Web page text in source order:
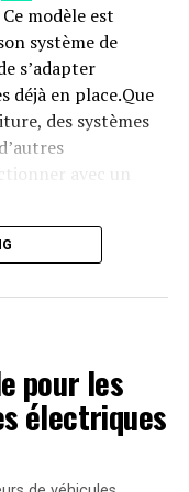
modèle est
système de
s’adapter
déjà en place.Que
des systèmes
avec un
dans le réseau
2 AC
MPPT. Cela
1200 watts
additionnels,
impressionnant
pour les
électriques